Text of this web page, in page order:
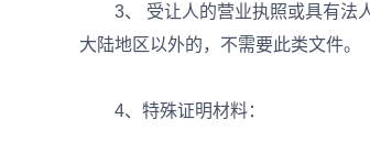
3、 受让人的营业执照或具有法人
大陆地区以外的，不需要此类文件。
4、特殊证明材料：